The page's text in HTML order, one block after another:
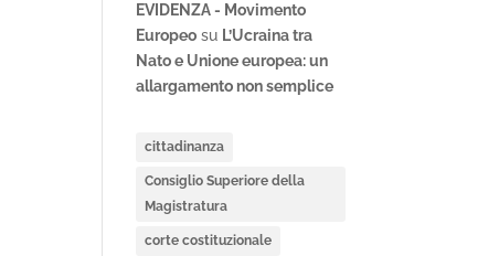
EVIDENZA - Movimento
Europeo su L’Ucraina tra
Nato e Unione europea: un
allargamento non semplice
cittadinanza
Consiglio Superiore della
Magistratura
corte costituzionale